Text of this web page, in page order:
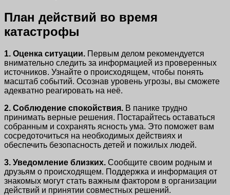
План действий во время
катастрофы
1. Оценка ситуации. Первым делом рекомендуется
внимательно следить за информацией из проверенных
источников. Узнайте о происходящем, чтобы понять
масштаб событий. Осознав уровень угрозы, вы сможете
адекватно реагировать на неё.
2. Соблюдение спокойствия. В панике трудно
принимать верные решения. Постарайтесь оставаться
собранным и сохранять ясность ума. Это поможет вам
сосредоточиться на необходимых действиях и
обеспечить безопасность детей и пожилых людей.
3. Уведомление близких. Сообщите своим родным и
друзьям о происходящем. Поддержка и информация от
знакомых могут стать важным фактором в организации
действий и принятии совместных решений.